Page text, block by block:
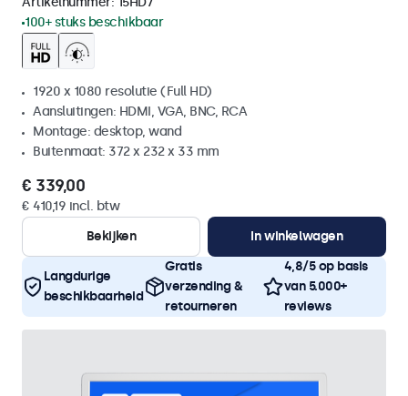
100+ stuks beschikbaar
1920 x 1080 resolutie (Full HD)
Aansluitingen: HDMI, VGA, BNC, RCA
Montage: desktop, wand
Buitenmaat: 372 x 232 x 33 mm
€ 339,00
€ 410,19 incl. btw
Bekijken
In winkelwagen
Langdurige
beschikbaarheid
Gratis
verzending &
retourneren
4,8/5 op basis
van 5.000+
reviews